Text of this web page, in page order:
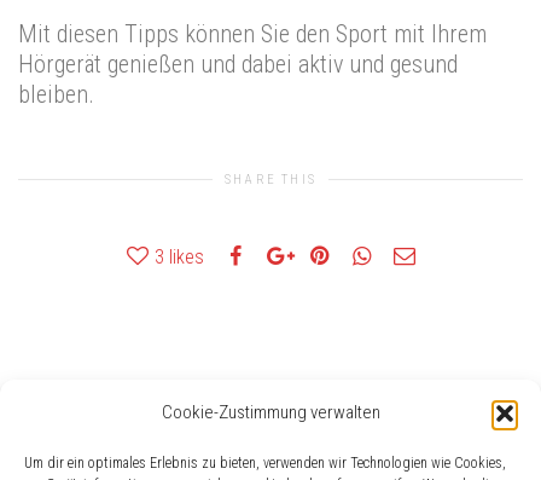
Cookie-Zustimmung verwalten
Um dir ein optimales Erlebnis zu bieten, verwenden wir Technologien wie Cookies,
Mit diesen Tipps können Sie den Sport mit Ihrem
Hörgerät genießen und dabei aktiv und gesund
bleiben.
SHARE THIS
3 likes